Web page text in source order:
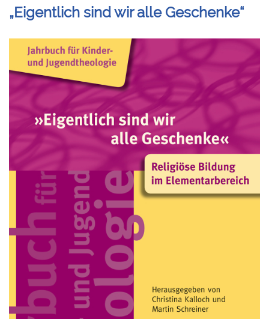
„Eigentlich sind wir alle Geschenke“